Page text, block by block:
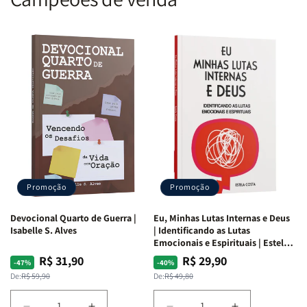
Promoção
Devocional Quarto de Guerra |
Isabelle S. Alves
-47%
Preço
normal
De:R$ 59,90
Preço
promocional
R$ 31,90
Promoção
Eu, Minhas Lutas Internas e Deus
| Identificando as Lutas
Emocionais e Espirituais | Estela
Costa
-40%
Preço
normal
De:R$ 49,80
Preço
promocional
R$ 29,90